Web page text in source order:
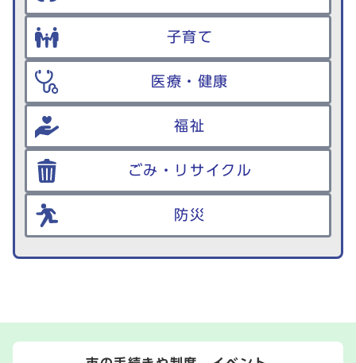
子育て
医療・健康
福祉
ごみ・リサイクル
防災